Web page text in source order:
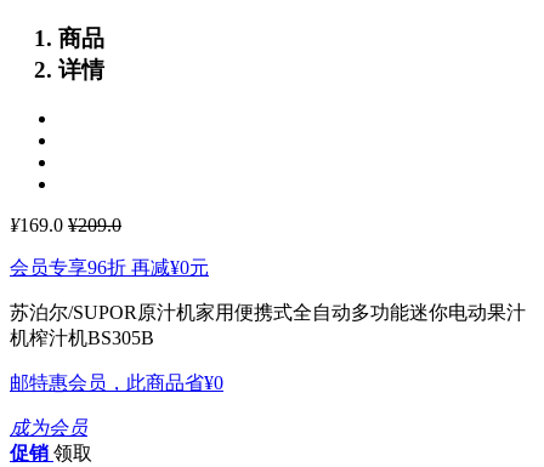
商品
详情
¥169.0 ¥209.0
会员专享96折 再减¥0元
苏泊尔/SUPOR原汁机家用便携式全自动多功能迷你电动果汁
机榨汁机BS305B
邮特惠会员，此商品省¥0
成为会员
促销 领取